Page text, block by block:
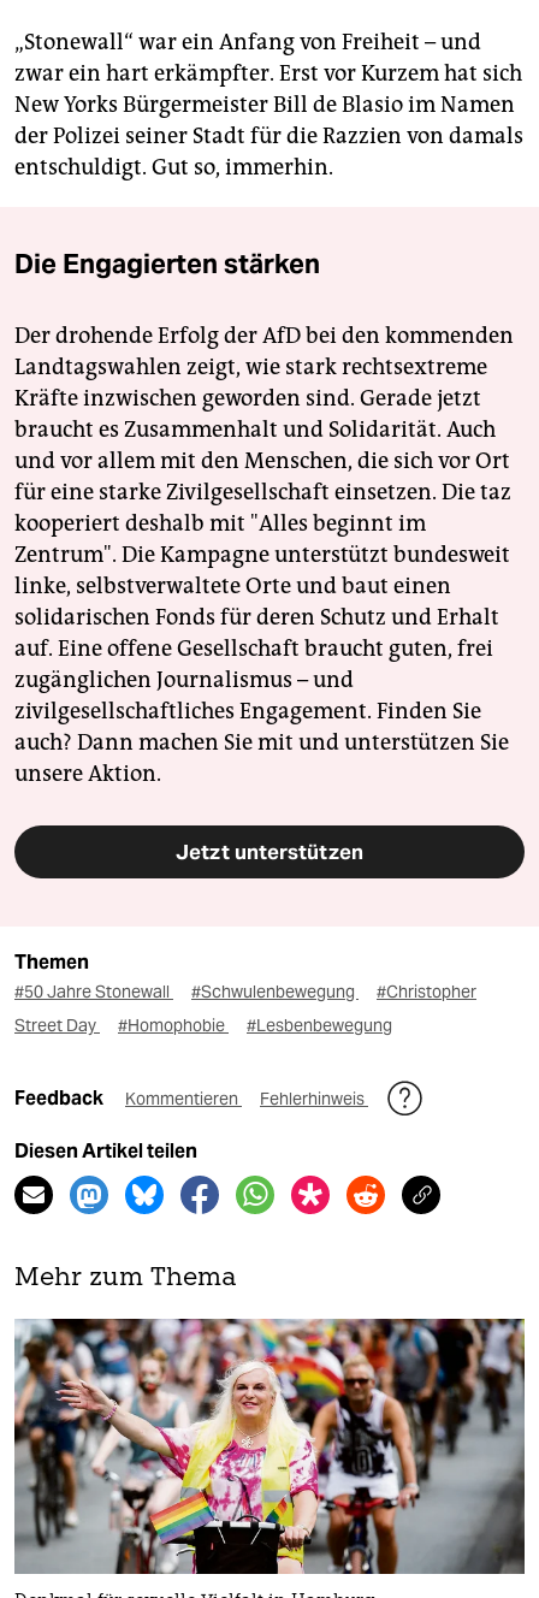
„Stonewall“ war ein Anfang von Freiheit – und
zwar ein hart erkämpfter. Erst vor Kurzem hat sich
New Yorks Bürgermeister Bill de Blasio im Namen
der Polizei seiner Stadt für die Razzien von damals
entschuldigt. Gut so, immerhin.
Die Engagierten stärken
Der drohende Erfolg der AfD bei den kommenden
Landtagswahlen zeigt, wie stark rechtsextreme
Kräfte inzwischen geworden sind. Gerade jetzt
braucht es Zusammenhalt und Solidarität. Auch
und vor allem mit den Menschen, die sich vor Ort
für eine starke Zivilgesellschaft einsetzen. Die taz
kooperiert deshalb mit "Alles beginnt im
Zentrum". Die Kampagne unterstützt bundesweit
linke, selbstverwaltete Orte und baut einen
solidarischen Fonds für deren Schutz und Erhalt
auf. Eine offene Gesellschaft braucht guten, frei
zugänglichen Journalismus – und
zivilgesellschaftliches Engagement. Finden Sie
auch? Dann machen Sie mit und unterstützen Sie
unsere Aktion.
Jetzt unterstützen
Themen
#50 Jahre Stonewall #Schwulenbewegung
#Christopher
Street Day
#Homophobie #Lesbenbewegung
Feedback Kommentieren Fehlerhinweis
Diesen Artikel teilen
Mehr zum Thema